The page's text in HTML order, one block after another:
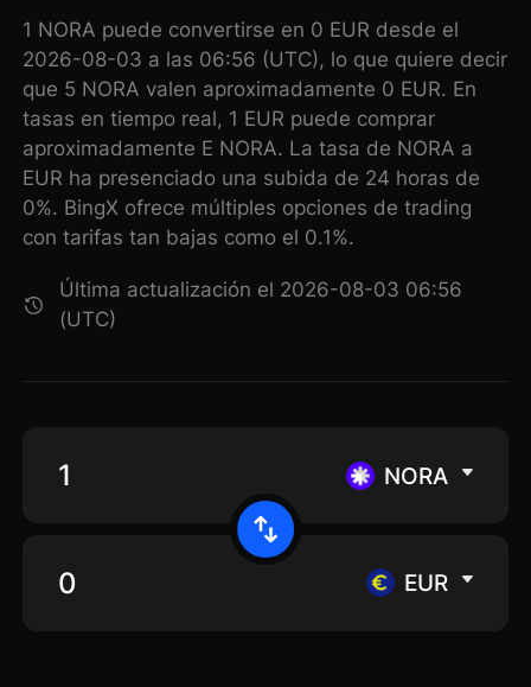
1 NORA puede convertirse en 0 EUR desde el
2026-08-03 a las 06:56 (UTC), lo que quiere decir
que 5 NORA valen aproximadamente 0 EUR. En
tasas en tiempo real, 1 EUR puede comprar
aproximadamente E NORA. La tasa de NORA a
EUR ha presenciado una subida de 24 horas de
0%. BingX ofrece múltiples opciones de trading
con tarifas tan bajas como el 0.1%.
Última actualización el 2026-08-03 06:56
(UTC)
NORA
EUR